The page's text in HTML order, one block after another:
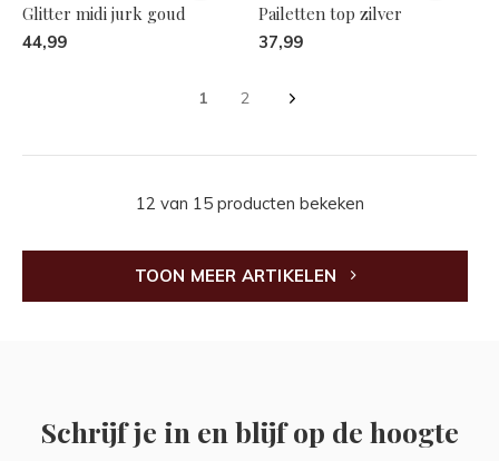
Glitter midi jurk goud
44,99
Pailetten top zilver
37,99
1 2
12 van 15 producten bekeken
TOON MEER ARTIKELEN
Schrijf je in en blijf op de hoogte